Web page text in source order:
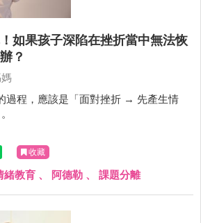
如果孩子深陷在挫折當中無法恢
？
過程，應該是「面對挫折 → 先產生情
收藏
緒教育 、 阿德勒 、 課題分離